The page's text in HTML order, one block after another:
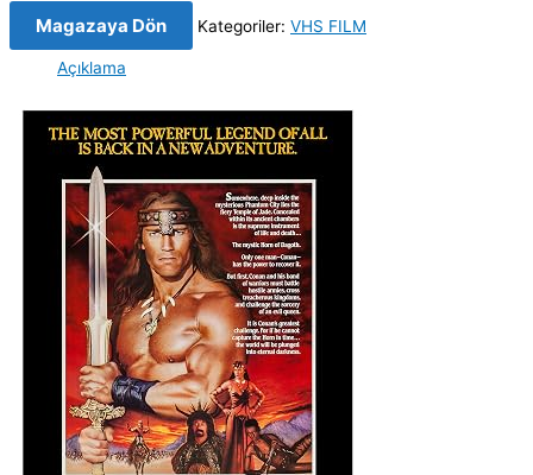
Magazaya Dön Kategoriler: VHS FILM
Açıklama